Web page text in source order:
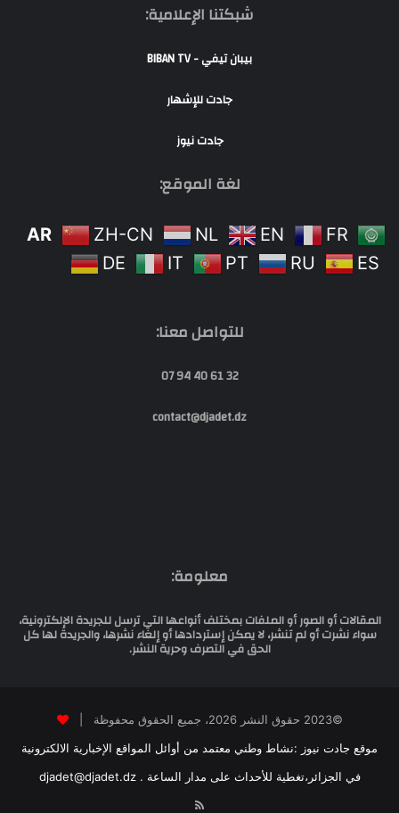
شبكتنا الإعلامية:
بيبان تيفي - BIBAN TV
جادت للإشهار
جادت نيوز
لغة الموقع:
AR ZH-CN NL EN
FR
DE
IT PT RU ES
للتواصل معنا:
32 61 40 94 07
contact@djadet.dz
معلومة:
المقالات أو الصور أو الملفات بمختلف أنواعها التي ترسل للجريدة الإلكترونية،
سواء نشرت أو لم تنشر، لا يمكن إستردادها أو إلغاء نشرها، والجريدة لها كل
الحق في التصرف وحرية النشر.
©2023 حقوق النشر 2026، جميع الحقوق محفوظة |
موقع جادت نيوز :نشاط وطني معتمد من أوائل المواقع الإخبارية الالكترونية
في الجزائر،تغطية للأحداث على مدار الساعة . djadet@djadet.dz
RSS